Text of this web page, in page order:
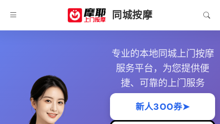
同城按摩
专业的本地同城上门按摩
服务平台，为您提供便
捷、可靠的上门服务
新人3OO券➤